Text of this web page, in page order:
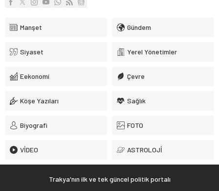
Manşet Gündem
Siyaset Yerel Yönetimler
Eekonomi Çevre
Köşe Yazıları Sağlık
Biyografi FOTO
VİDEO ASTROLOJİ
Trakya'nın ilk ve tek güncel politik portalı